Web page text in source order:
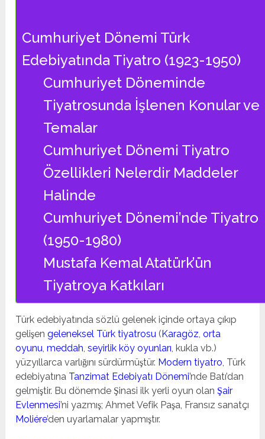
Cumhuriyet Dönemi Türk
Edebiyatında Tiyatro (1923-1950)
Cumhuriyet Döneminde
Tiyatrosunda İşlenen Konular ve
Temalar
Cumhuriyet Dönemi Tiyatro
Özellikleri Nelerdir Maddeler
Halinde
Cumhuriyet Dönemi’nde Tiyatro
(1950-1980)
Mustafa Kemal Atatürk’ün
Tiyatroya Katkıları
Türk edebiyatında sözlü gelenek içinde ortaya çıkıp
gelişengeleneksel Türk tiyatrosu ( Karagöz,orta
oyunu,meddah,seyirlik köy oyunları, kukla vb.)
yüzyıllarca varlığını sürdürmüştür. Modern tiyatro, Türk
edebiyatına Tanzimat Edebiyatı Dönemi’nde Batı’dan
gelmiştir. Bu dönemde Şinasi ilk yerli oyun olan Şair
Evlenmesi’ni yazmış; Ahmet Vefik Paşa, Fransız sanatçı
Moliére’den uyarlamalar yapmıştır.